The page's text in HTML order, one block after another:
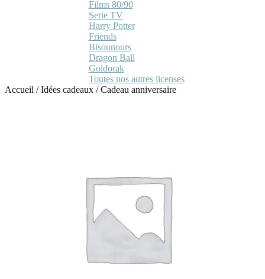
Films 80/90
Serie TV
Harry Potter
Friends
Bisounours
Dragon Ball
Goldorak
Toutes nos autres licenses
Accueil /Idées cadeaux /Cadeau anniversaire